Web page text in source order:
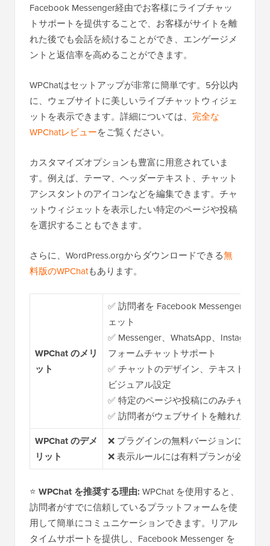
Facebook Messenger経由でお客様にライブチャッ
トサポートを提供することで、お客様がサイトを離
れた後でも会話を続けることができ、エンゲージメ
ントと返信率を高めることができます。
WPChatはセットアップが非常に簡単です。5分以内
に、ウェブサイトに美しいライブチャットウィジェ
ットを表示できます。詳細については、 完全な
WPChatレビューをご覧ください。
カスタマイズオプションも豊富に用意されていま
す。例えば、テーマ、ヘッダーテキスト、チャット
アシスタントのアイコンなどを編集できます。チャ
ットウィジェットを表示したい特定のページや投稿
を選択することもできます。
さらに、WordPress.orgからダウンロードできる無
料版のWPChatもあります。
WPChat のメリ
ット
✅ 訪問者を Facebook Messenger に接
ェット
✅ Messenger、WhatsApp、Instagram
フォームチャットサポート
✅ チャットのデザイン、テキスト、ア
ビジュアル設定
✅ 特定のページや投稿にのみチャット
✅ 訪問者がウェブサイトを離れた後も
WPChat のデメ
リット
❌ プラグインの無料バージョンには制
❌ 表示ルールには有料プランが必要です
⭐ WPChat を推奨する理由: WPChat を使用すると、
訪問者がすでに信頼しているプラットフォームを使
用して簡単にコミュニケーションできます。リアル
タイムサポートを提供し、Facebook Messenger を